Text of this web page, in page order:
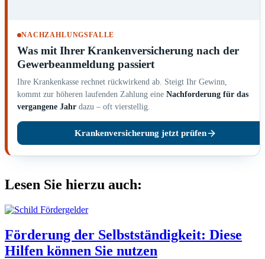
NACHZAHLUNGSFALLE
Was mit Ihrer Krankenversicherung nach der
Gewerbeanmeldung passiert
Ihre Krankenkasse rechnet rückwirkend ab. Steigt Ihr Gewinn,
kommt zur höheren laufenden Zahlung eine Nachforderung für das
vergangene Jahr dazu – oft vierstellig.
Krankenversicherung jetzt prüfen
Lesen Sie hierzu auch:
Förderung der Selbstständigkeit: Diese
Hilfen können Sie nutzen